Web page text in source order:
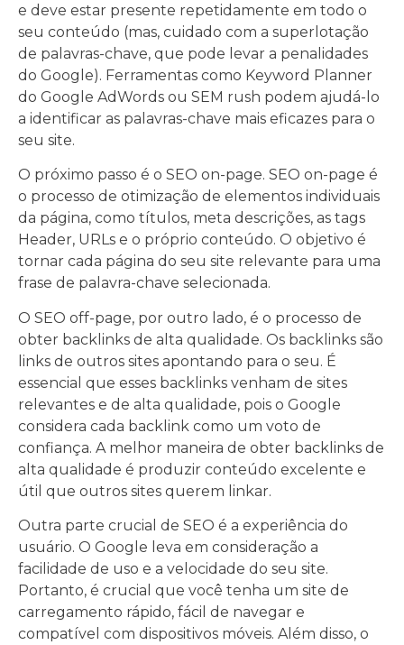
e deve estar presente repetidamente em todo o
seu conteúdo (mas, cuidado com a superlotação
de palavras-chave, que pode levar a penalidades
do Google). Ferramentas como Keyword Planner
do Google AdWords ou SEM rush podem ajudá-lo
a identificar as palavras-chave mais eficazes para o
seu site.
O próximo passo é o SEO on-page. SEO on-page é
o processo de otimização de elementos individuais
da página, como títulos, meta descrições, as tags
Header, URLs e o próprio conteúdo. O objetivo é
tornar cada página do seu site relevante para uma
frase de palavra-chave selecionada.
O SEO off-page, por outro lado, é o processo de
obter backlinks de alta qualidade. Os backlinks são
links de outros sites apontando para o seu. É
essencial que esses backlinks venham de sites
relevantes e de alta qualidade, pois o Google
considera cada backlink como um voto de
confiança. A melhor maneira de obter backlinks de
alta qualidade é produzir conteúdo excelente e
útil que outros sites querem linkar.
Outra parte crucial de SEO é a experiência do
usuário. O Google leva em consideração a
facilidade de uso e a velocidade do seu site.
Portanto, é crucial que você tenha um site de
carregamento rápido, fácil de navegar e
compatível com dispositivos móveis. Além disso, o